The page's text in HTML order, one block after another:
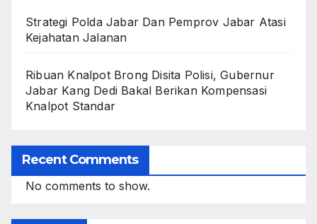
Strategi Polda Jabar Dan Pemprov Jabar Atasi
Kejahatan Jalanan
Ribuan Knalpot Brong Disita Polisi, Gubernur
Jabar Kang Dedi Bakal Berikan Kompensasi
Knalpot Standar
Recent Comments
No comments to show.